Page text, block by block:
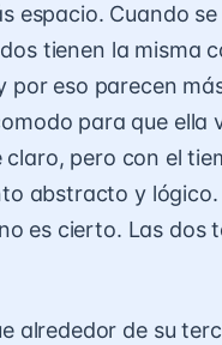
espacio. Cuando
tienen la misma
eso parecen
para que ella
claro, pero con el
abstracto y
es cierto. Las dos
alrededor de su